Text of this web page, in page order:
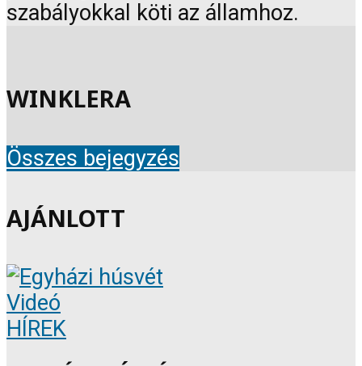
szabályokkal köti az államhoz.
WINKLERA
Összes bejegyzés
AJÁNLOTT
Videó
HÍREK